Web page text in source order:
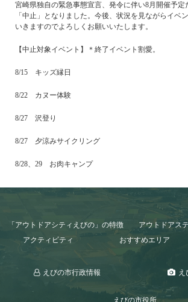
宮崎県独自の緊急事態宣言、発令に伴い8月開催予定
「中止」となりました。今後、状況を見ながらイベ
いきますのでよろしくお願いいたします。
【中止対象イベント】＊終了イベント割愛。
8/15 キッズ縁日
8/22 カヌー体験
8/27 沢登り
8/27 夕涼みサイクリング
8/28、29 お肉キャンプ
「アウトドアシティえびの」の特徴 アウトドアス
アクティビティ
おすすめエリア
えびの市行政情報 え